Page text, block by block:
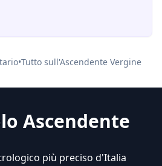
•Tutto sull'Ascendente Vergine
Ascendente
più preciso d'Italia